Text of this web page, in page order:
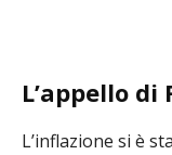
L’appello
L’inflazione si è